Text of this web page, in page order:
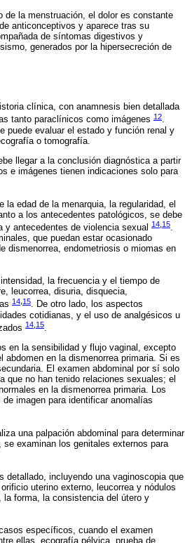
de la menstruación, el dolor es constante
anticonceptivos y aparece tras su
de síntomas digestivos y
generados por la hipersecreción de
clínica, con anamnesis bien detallada
tanto paraclínicos como imágenes 12.
puede evaluar el estado y función renal y
o tomografía.
llegar a la conclusión diagnóstica a partir
e imágenes tienen indicaciones solo para
la edad de la menarquia, la regularidad, el
a los antecedentes patológicos, se debe
antecedentes de violencia sexual
14 15
que puedan estar ocasionado
dismenorrea, endometriosis o miomas en
la frecuencia y el tiempo de
leucorrea, disuria, disquecia,
14,15. De otro lado, los aspectos
cotidianas, y el uso de analgésicos u
14 15.
en la sensibilidad y flujo vaginal, excepto
en la dismenorrea primaria. Si es
El examen abdominal por sí solo
que no han tenido relaciones sexuales; el
en la dismenorrea primaria. Los
imagen para identificar anomalías
una palpación abdominal para determinar
examinan los genitales externos para
incluyendo una vaginoscopia que
uterino externo, leucorrea y nódulos
la forma, la consistencia del útero y
específicos, cuando el examen
ellas, ecografía pélvica, prueba de